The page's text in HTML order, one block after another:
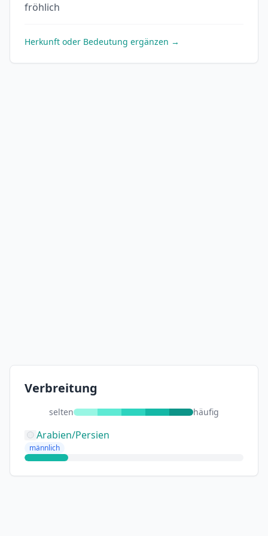
fröhlich
Herkunft oder Bedeutung ergänzen →
Verbreitung
selten häufig
Arabien/Persien
männlich